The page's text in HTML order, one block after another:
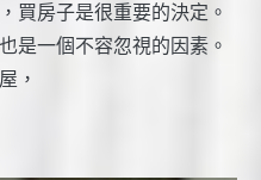
買房子是很重要的決定。
是一個不容忽視的因素。
，